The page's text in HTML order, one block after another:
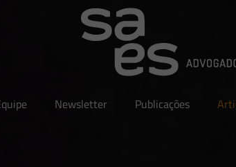
Newsletter Publicações